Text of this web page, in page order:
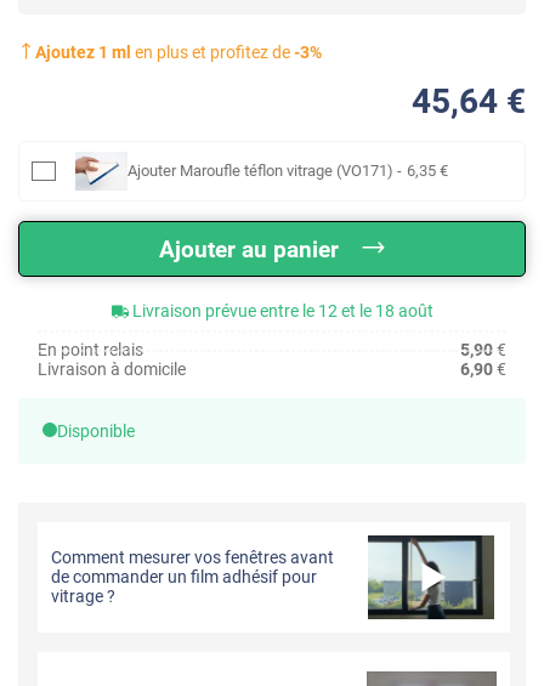
Ajoutez 1 ml en plus et profitez de-3%
45,64 €
Ajouter Maroufle téflon vitrage (VO171) - 6,35 €
Ajouter au panier
Livraison prévue entre le 12 et le 18 août
En point relais
5,90€
Livraison à domicile
6,90€
Disponible
Comment mesurer vos fenêtres avant
de commander un film adhésif pour
vitrage ?